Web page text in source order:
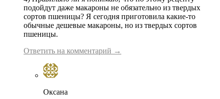
подойдут даже макароны не обязательно из твердых
сортов пшеницы? Я сегодня приготовила какие-то
обычные дешевые макароны, но из твердых сортов
пшеницы.
Ответить на комментарий →
Оксана